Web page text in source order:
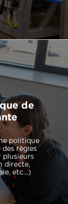
de
politique
règles
plusieurs
directe,
etc…)